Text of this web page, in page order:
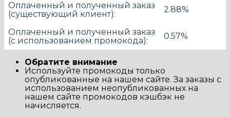
Оплаченный и полученный заказ
(существующий клиент):
2.88%
Оплаченный и полученный заказ
(с использованием промокода):
0.57%
Обратите внимание
Используйте промокоды только
опубликованные на нашем сайте. За заказы с
использованием неопубликованных на
нашем сайте промокодов кэшбэк не
начисляется.